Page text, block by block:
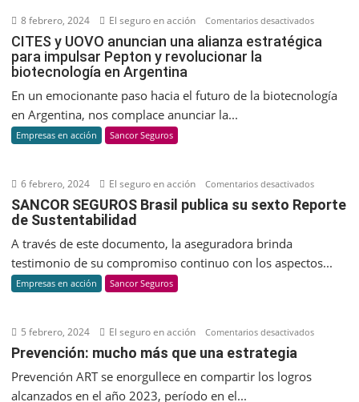
8 febrero, 2024 El seguro en acción Comentarios desactivadosen
CITES
anuncian
y
CITES y UOVO anuncian una alianza estratégica
para impulsar Pepton y revolucionar la
biotecnología en Argentina
En un emocionante paso hacia el futuro de la biotecnología
en Argentina, nos complace anunciar la...
Empresas en acción Sancor Seguros
6 febrero, 2024 El seguro en acción Comentarios desactivadosen
SANCOR
su
SANCOR SEGUROS Brasil publica su sexto Reporte
de Sustentabilidad
A través de este documento, la aseguradora brinda
testimonio de su compromiso continuo con los aspectos...
Empresas en acción Sancor Seguros
5 febrero, 2024 El seguro en acción Comentarios desactivadosen
Prevención: mucho más que una estrategia
Prevención ART se enorgullece en compartir los logros
alcanzados en el año 2023, período en el...